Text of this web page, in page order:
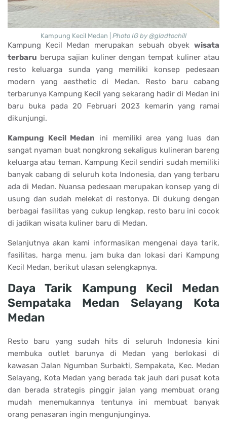
Kampung Kecil Medan | Photo IG by @gladtochill
Kampung Kecil Medan merupakan sebuah obyek wisata
terbaru berupa sajian kuliner dengan tempat kuliner atau
resto keluarga sunda yang memiliki konsep pedesaan
modern yang aesthetic di Medan. Resto baru cabang
terbarunya Kampung Kecil yang sekarang hadir di Medan ini
baru buka pada 20 Februari 2023 kemarin yang ramai
dikunjungi.
Kampung Kecil Medan ini memiliki area yang luas dan
sangat nyaman buat nongkrong sekaligus kulineran bareng
keluarga atau teman. Kampung Kecil sendiri sudah memiliki
banyak cabang di seluruh kota Indonesia, dan yang terbaru
ada di Medan. Nuansa pedesaan merupakan konsep yang di
usung dan sudah melekat di restonya. Di dukung dengan
berbagai fasilitas yang cukup lengkap, resto baru ini cocok
di jadikan wisata kuliner baru di Medan.
Selanjutnya akan kami informasikan mengenai daya tarik,
fasilitas, harga menu, jam buka dan lokasi dari Kampung
Kecil Medan, berikut ulasan selengkapnya.
Daya Tarik Kampung Kecil Medan
Sempataka Medan Selayang Kota
Medan
Resto baru yang sudah hits di seluruh Indonesia kini
membuka outlet barunya di Medan yang berlokasi di
kawasan Jalan Ngumban Surbakti, Sempakata, Kec. Medan
Selayang, Kota Medan yang berada tak jauh dari pusat kota
dan berada strategis pinggir jalan yang membuat orang
mudah menemukannya tentunya ini membuat banyak
orang penasaran ingin mengunjunginya.